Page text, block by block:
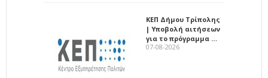
ΚΕΠ Δήμου Τρίπολης
| Υποβολή αιτήσεων
για το πρόγραμμα …
07-08-2026